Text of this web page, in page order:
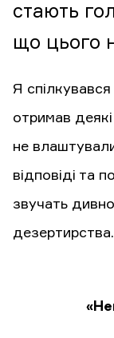
стають
що цього
Я
отримав деякі
не
відповіді та
звучать
дезертирства.